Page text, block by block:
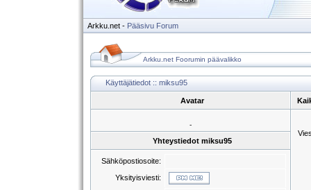
Arkku.net - Pääsivu Forum
Arkku.net Foorumin päävalikko
Käyttäjätiedot :: miksu95
Avatar
-
Yhteystiedot miksu95
Sähköpostiosoite:
Yksityisviesti: